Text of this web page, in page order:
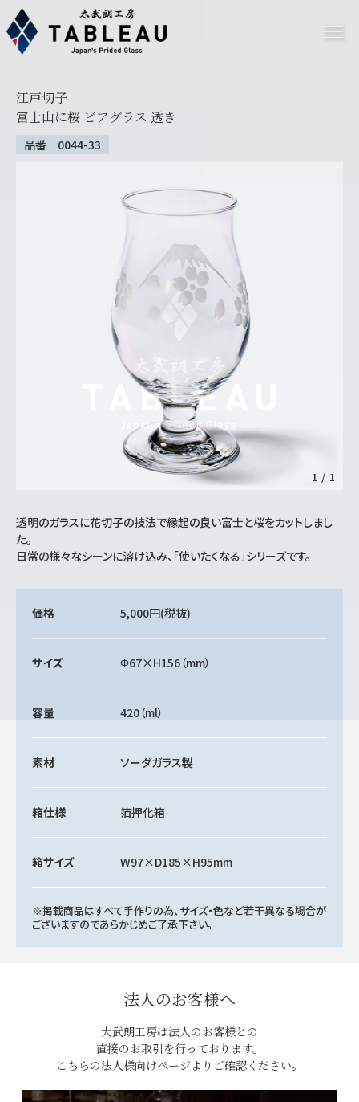
江戸切子
富士山に桜 ビアグラス 透き
品番 0044-33
1 / 1
透明のガラスに花切子の技法で縁起の良い富士と桜をカットしまし
た。
日常の様々なシーンに溶け込み、「使いたくなる」シリーズです。
価格 5,000円(税抜)
サイズ Φ67×H156（mm）
容量 420（ml）
素材 ソーダガラス製
箱仕様 箔押化箱
箱サイズ W97×D185×H95mm
※掲載商品はすべて手作りの為、サイズ・色など若干異なる場合が
ございますのであらかじめご了承下さい。
法人のお客様へ
太武朗工房は法人のお客様との
直接のお取引を行っております。
こちらの法人様向けページよりご確認ください。